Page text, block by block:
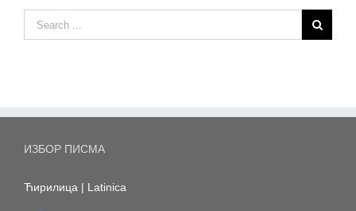
ИЗБОР ПИСМА
Ћирилица | Latinica